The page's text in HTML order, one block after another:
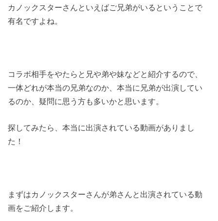
カノックスターさんといえばご兄弟がいるということで
有名ですよね。
コラボ相手をやたらと兄や弟や妹などと紹介するので、
一体どれが本当の兄弟なのか、本当に兄弟が出演してい
るのか、疑問に思う方も多いかと思います。
探してみたら、本当に出演されている動画がありまし
た！
まずはカノックスターさんが弟さんと出演されている動
画をご紹介します。